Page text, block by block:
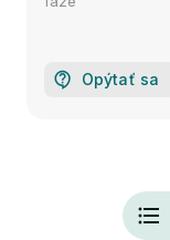
Opýtať sa